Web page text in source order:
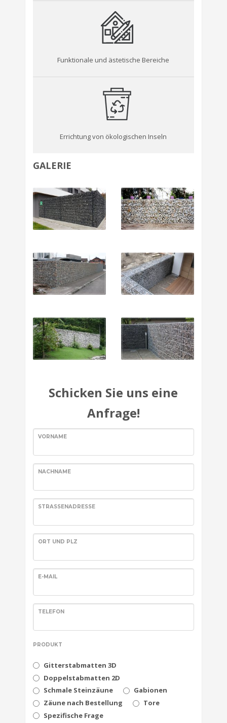
Funktionale und ästetische Bereiche
Errichtung von ökologischen Inseln
GALERIE
Schicken Sie uns eine
Anfrage!
VORNAME
NACHNAME
STRASSENADRESSE
ORT UND PLZ
E-MAIL
TELEFON
PRODUKT
Gitterstabmatten 3D
Doppelstabmatten 2D
Schmale Steinzäune
Gabionen
Zäune nach Bestellung
Tore
Spezifische Frage